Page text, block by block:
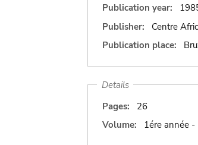
Publication year:
Publisher:
Centre
Publication place:
Details
Pages:
26
Volume:
1ére année -